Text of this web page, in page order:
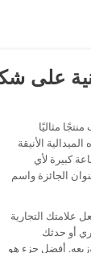
على
مثاليًا
الأنيقة
كبيرة لأي
الجائزة واسم
علامتك التجارية
أو حدثك
أفضل جزء هو